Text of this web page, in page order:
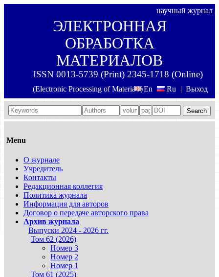
научный журнал
ЭЛЕКТРОННАЯ
ОБРАБОТКА
МАТЕРИАЛОВ
ISSN 0013-5739 (Print) 2345-1718 (Online)
(Electronic Processing of Materials) Выход
En Ru |
Search
Menu
О журнале
Учредитель
Контакты
Редакционная коллегия
Политика журнала
Информация для авторов
Договор о передаче авторского права
Архив журнала
Выпуски 2024 - 2026 гг.
Том 62 (2026)
Номер 3
Номер 2
Номер 1
Том 61 (2025)